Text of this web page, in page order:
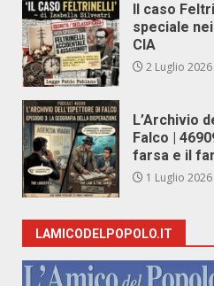
Il caso
speciale
CIA
2 Luglio 2026
L’Archivio
Falco |
farsa e il
1 Luglio 2026
LAMICODELPOPOLO.IT